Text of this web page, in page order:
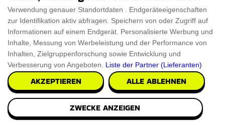
Verwendung genauer Standortdaten . Endgeräteeigenschaften
zur Identifikation aktiv abfragen. Speichern von oder Zugriff auf
Informationen auf einem Endgerät. Personalisierte Werbung und
Inhalte, Messung von Werbeleistung und der Performance von
Inhalten, Zielgruppenforschung sowie Entwicklung und
Verbesserung von Angeboten. Liste der Partner (Lieferanten)
AKZEPTIEREN ALLE ABLEHNEN
ZWECKE ANZEIGEN